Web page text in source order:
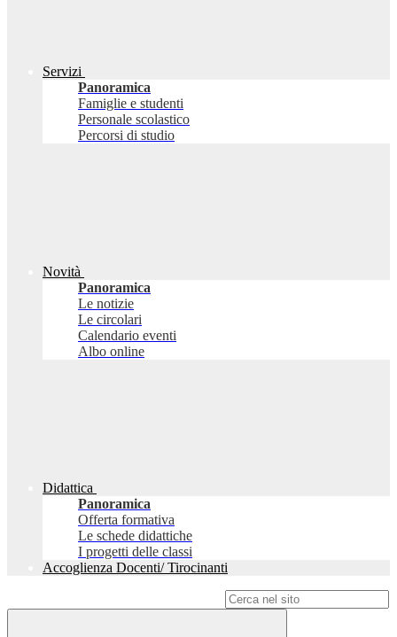
Servizi
Panoramica
Famiglie e studenti
Personale scolastico
Percorsi di studio
Novità
Panoramica
Le notizie
Le circolari
Calendario eventi
Albo online
Didattica
Panoramica
Offerta formativa
Le schede didattiche
I progetti delle classi
Accoglienza Docenti/ Tirocinanti